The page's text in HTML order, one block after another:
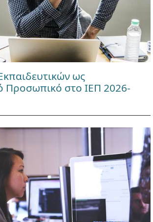
ως
Προσωπικό στο ΙΕΠ 2026-